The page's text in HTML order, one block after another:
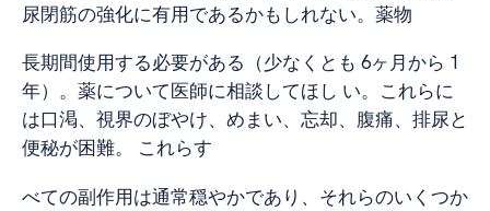
尿閉筋の強化に有用であるかもしれない。薬物
長期間使用する必要がある（少なくとも 6ヶ月から 1
年）。薬について医師に相談してほし い。これらに
は口渇、視界のぼやけ、めまい、忘却、腹痛、排尿と
便秘が困難。 これらす
べての副作用は通常穏やかであり、それらのいくつか